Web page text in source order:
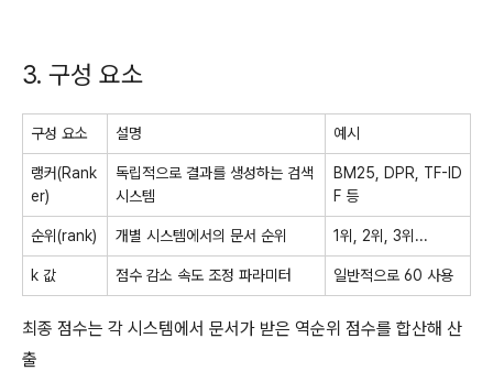
3. 구성 요소
구성 요소 설명 예시
랭커(Rank
er)
독립적으로 결과를 생성하는 검색
시스템
BM25, DPR, TF-ID
F 등
순위(rank) 개별 시스템에서의 문서 순위 1위, 2위, 3위...
k 값 점수 감소 속도 조정 파라미터 일반적으로 60 사용
최종 점수는 각 시스템에서 문서가 받은 역순위 점수를 합산해 산
출